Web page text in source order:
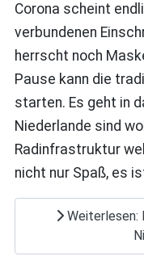
Corona scheint
verbundenen
herrscht noch
Pause kann die
starten. Es geht in
Niederlande sind
Radinfrastruktur
nicht nur Spaß, es
Weiterlesen: